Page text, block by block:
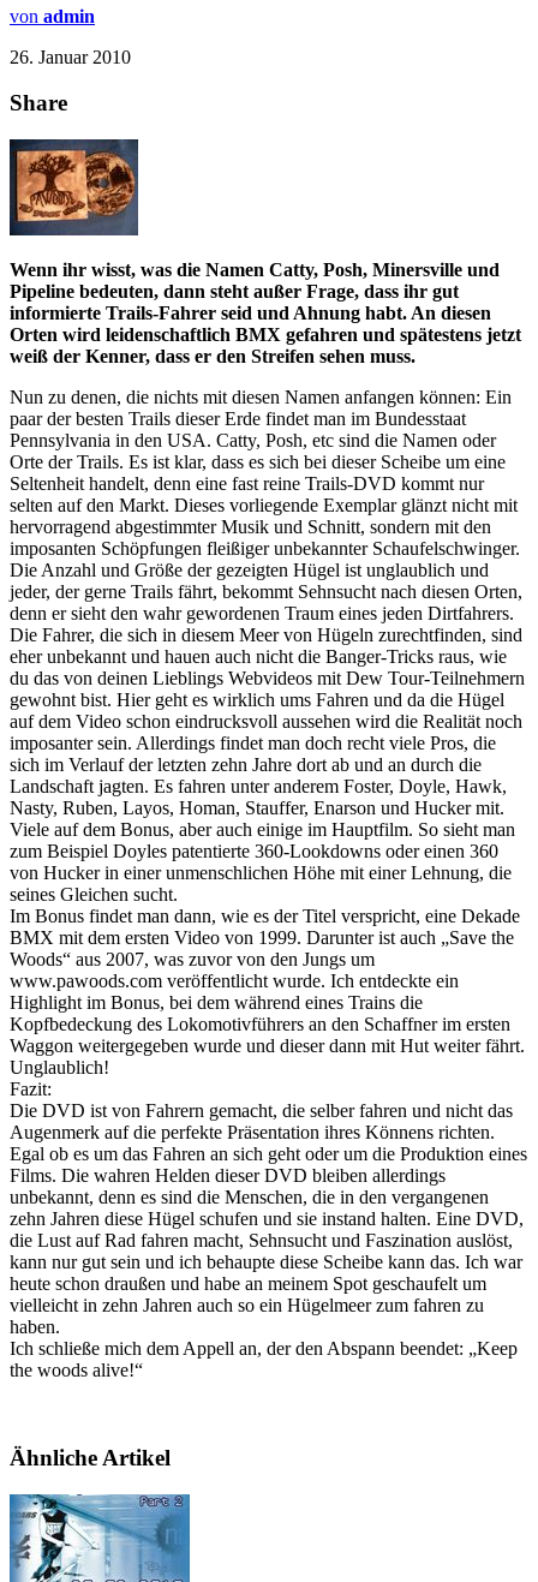
von admin
26. Januar 2010
Share
Wenn ihr wisst, was die Namen Catty, Posh, Minersville und
Pipeline bedeuten, dann steht außer Frage, dass ihr gut
informierte Trails-Fahrer seid und Ahnung habt. An diesen
Orten wird leidenschaftlich BMX gefahren und spätestens jetzt
weiß der Kenner, dass er den Streifen sehen muss.
Nun zu denen, die nichts mit diesen Namen anfangen können: Ein
paar der besten Trails dieser Erde findet man im Bundesstaat
Pennsylvania in den USA. Catty, Posh, etc sind die Namen oder
Orte der Trails. Es ist klar, dass es sich bei dieser Scheibe um eine
Seltenheit handelt, denn eine fast reine Trails-DVD kommt nur
selten auf den Markt. Dieses vorliegende Exemplar glänzt nicht mit
hervorragend abgestimmter Musik und Schnitt, sondern mit den
imposanten Schöpfungen fleißiger unbekannter Schaufelschwinger.
Die Anzahl und Größe der gezeigten Hügel ist unglaublich und
jeder, der gerne Trails fährt, bekommt Sehnsucht nach diesen Orten,
denn er sieht den wahr gewordenen Traum eines jeden Dirtfahrers.
Die Fahrer, die sich in diesem Meer von Hügeln zurechtfinden, sind
eher unbekannt und hauen auch nicht die Banger-Tricks raus, wie
du das von deinen Lieblings Webvideos mit Dew Tour-Teilnehmern
gewohnt bist. Hier geht es wirklich ums Fahren und da die Hügel
auf dem Video schon eindrucksvoll aussehen wird die Realität noch
imposanter sein. Allerdings findet man doch recht viele Pros, die
sich im Verlauf der letzten zehn Jahre dort ab und an durch die
Landschaft jagten. Es fahren unter anderem Foster, Doyle, Hawk,
Nasty, Ruben, Layos, Homan, Stauffer, Enarson und Hucker mit.
Viele auf dem Bonus, aber auch einige im Hauptfilm. So sieht man
zum Beispiel Doyles patentierte 360-Lookdowns oder einen 360
von Hucker in einer unmenschlichen Höhe mit einer Lehnung, die
seines Gleichen sucht.
Im Bonus findet man dann, wie es der Titel verspricht, eine Dekade
BMX mit dem ersten Video von 1999. Darunter ist auch „Save the
Woods“ aus 2007, was zuvor von den Jungs um
www.pawoods.com veröffentlicht wurde. Ich entdeckte ein
Highlight im Bonus, bei dem während eines Trains die
Kopfbedeckung des Lokomotivführers an den Schaffner im ersten
Waggon weitergegeben wurde und dieser dann mit Hut weiter fährt.
Unglaublich!
Fazit:
Die DVD ist von Fahrern gemacht, die selber fahren und nicht das
Augenmerk auf die perfekte Präsentation ihres Könnens richten.
Egal ob es um das Fahren an sich geht oder um die Produktion eines
Films. Die wahren Helden dieser DVD bleiben allerdings
unbekannt, denn es sind die Menschen, die in den vergangenen
zehn Jahren diese Hügel schufen und sie instand halten. Eine DVD,
die Lust auf Rad fahren macht, Sehnsucht und Faszination auslöst,
kann nur gut sein und ich behaupte diese Scheibe kann das. Ich war
heute schon draußen und habe an meinem Spot geschaufelt um
vielleicht in zehn Jahren auch so ein Hügelmeer zum fahren zu
haben.
Ich schließe mich dem Appell an, der den Abspann beendet: „Keep
the woods alive!“
Ähnliche Artikel